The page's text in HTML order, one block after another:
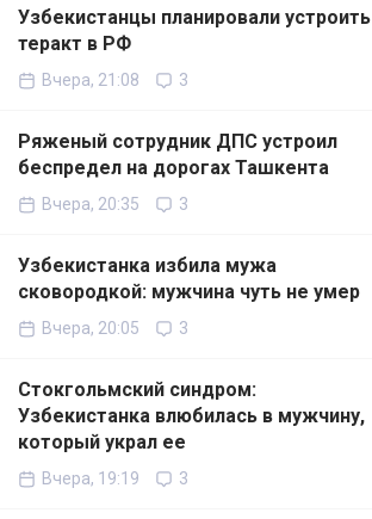
Узбекистанцы планировали устроить
теракт в РФ
Вчера, 21:08 3
Ряженый сотрудник ДПС устроил
беспредел на дорогах Ташкента
Вчера, 20:35 3
Узбекистанка избила мужа
сковородкой: мужчина чуть не умер
Вчера, 20:05 3
Стокгольмский синдром:
Узбекистанка влюбилась в мужчину,
который украл ее
Вчера, 19:19 3